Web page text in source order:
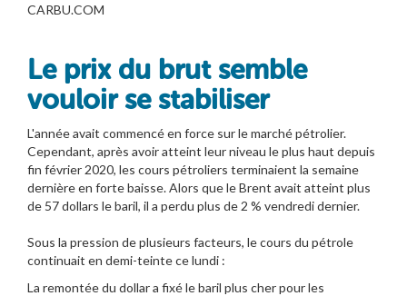
CARBU.COM
Le prix du brut semble
vouloir se stabiliser
L'année avait commencé en force sur le marché pétrolier.
Cependant, après avoir atteint leur niveau le plus haut depuis
fin février 2020, les cours pétroliers terminaient la semaine
dernière en forte baisse. Alors que le Brent avait atteint plus
de 57 dollars le baril, il a perdu plus de 2 % vendredi dernier.
Sous la pression de plusieurs facteurs, le cours du pétrole
continuait en demi-teinte ce lundi :
La remontée du dollar a fixé le baril plus cher pour les